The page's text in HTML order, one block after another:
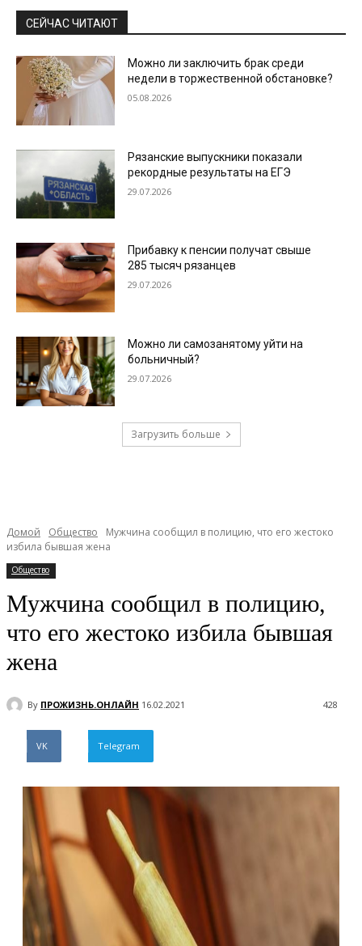
СЕЙЧАС ЧИТАЮТ
Можно ли заключить брак среди
недели в торжественной обстановке?
05.08.2026
Рязанские выпускники показали
рекордные результаты на ЕГЭ
29.07.2026
Прибавку к пенсии получат свыше
285 тысяч рязанцев
29.07.2026
Можно ли самозанятому уйти на
больничный?
29.07.2026
Загрузить больше